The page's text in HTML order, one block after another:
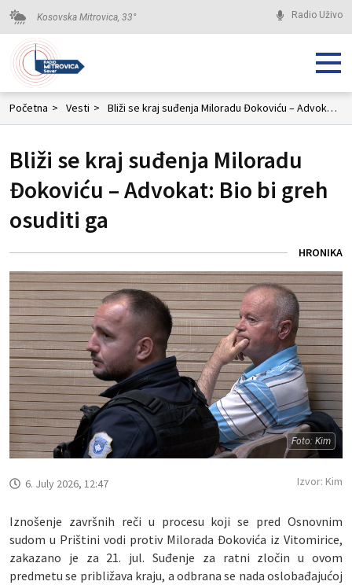
Kosovska Mitrovica, 33° Radio Uživo
Početna > Vesti > Bliži se kraj suđenja Miloradu Đokoviću – Advokat: Bio bi greh osuditi ga
Bliži se kraj suđenja Miloradu
Đokoviću – Advokat: Bio bi greh
osuditi ga
HRONIKA
Foto: Kim
6. July 2026, 12:47 Izvor: Kim
Iznošenje završnih reči u procesu koji se pred Osnovnim
sudom u Prištini vodi protiv Milorada Đokovića iz Vitomirice,
zakazano je za 21. jul. Suđenje za ratni zločin u ovom
predmetu se približava kraju, a odbrana se nada oslobađajućoj